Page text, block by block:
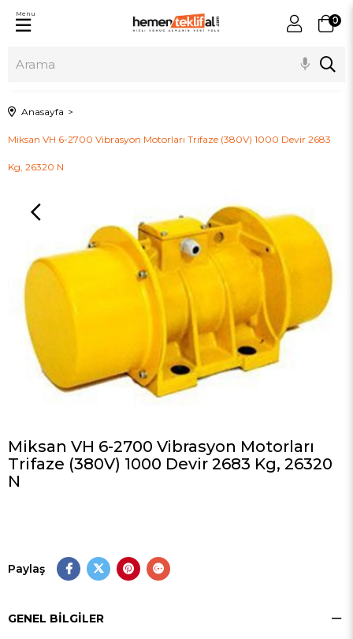
0
Menu
Anasayfa
Miksan VH 6-2700 Vibrasyon Motorları Trifaze (380V) 1000 Devir 2683
Kg, 26320 N
Miksan VH 6-2700 Vibrasyon Motorları
Trifaze (380V) 1000 Devir 2683 Kg, 26320
N
Paylaş
GENEL BILGILER